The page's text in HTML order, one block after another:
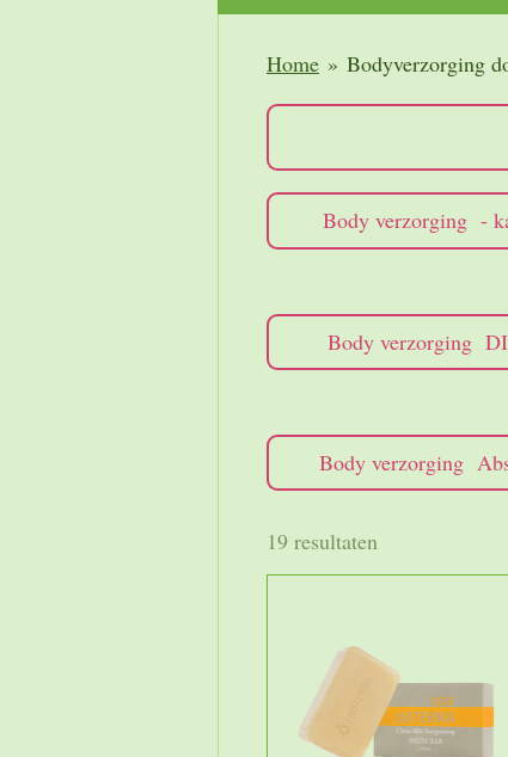
Home » Bodyverzorging
Body verzorging -
Body verzorging
Body verzorging
19 resultaten